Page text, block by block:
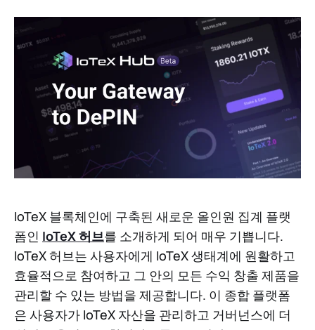
IoTeX 블록체인에 구축된 새로운 올인원 집계 플랫
폼인 IoTeX 허브를 소개하게 되어 매우 기쁩니다.
IoTeX 허브는 사용자에게 IoTeX 생태계에 원활하고
효율적으로 참여하고 그 안의 모든 수익 창출 제품을
관리할 수 있는 방법을 제공합니다. 이 종합 플랫폼
은 사용자가 IoTeX 자산을 관리하고 거버넌스에 더